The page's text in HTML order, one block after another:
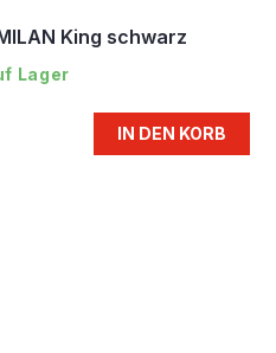
King schwarz
Lager
IN DEN KORB